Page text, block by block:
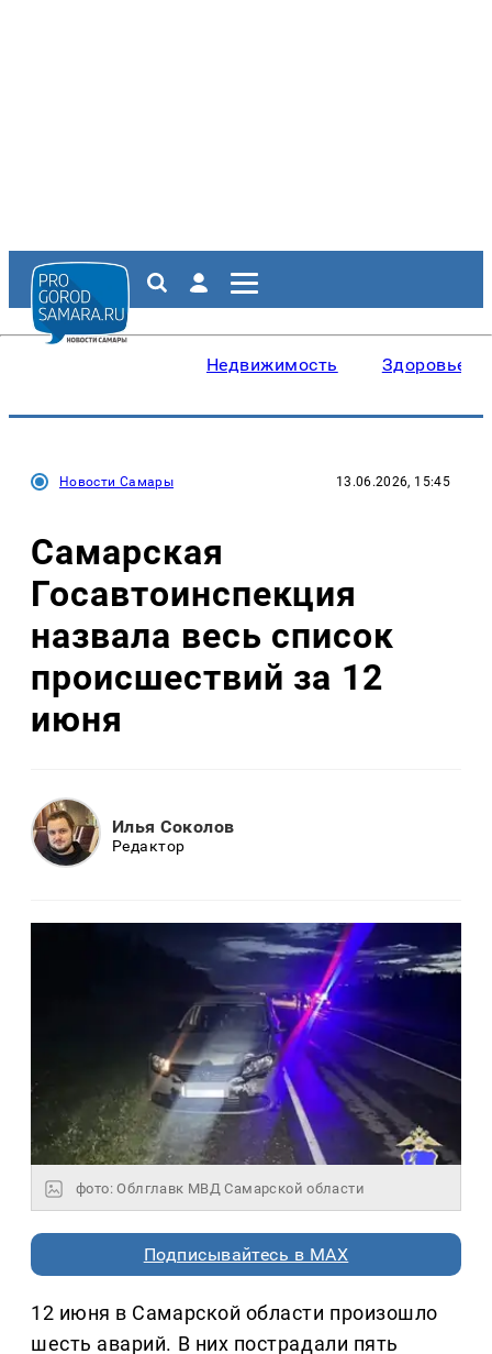
Недвижимость Здоровье
Новости Самары 13.06.2026, 15:45
Самарская
Госавтоинспекция
назвала весь список
происшествий за 12
июня
Илья Соколов
Редактор
фото: Облглавк МВД Самарской области
Подписывайтесь в MAX
12 июня в Самарской области произошло
шесть аварий. В них пострадали пять